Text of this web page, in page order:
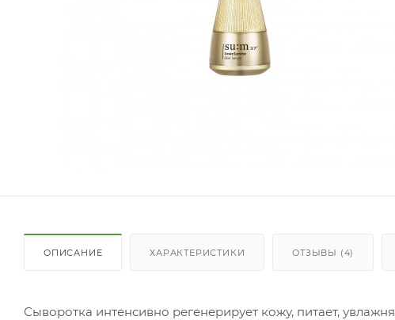
ОПИСАНИЕ ХАРАКТЕРИСТИКИ ОТЗЫВЫ (4)
Сыворотка интенсивно регенерирует кожу, питает,